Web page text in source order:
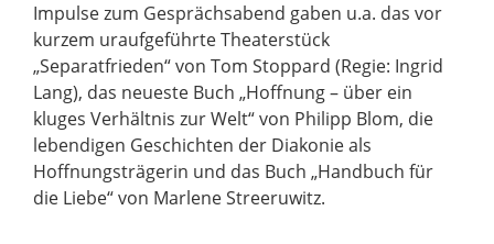
Impulse zum Gesprächsabend gaben u.a. das vor
kurzem uraufgeführte Theaterstück
„Separatfrieden“ von Tom Stoppard (Regie: Ingrid
Lang), das neueste Buch „Hoffnung – über ein
kluges Verhältnis zur Welt“ von Philipp Blom, die
lebendigen Geschichten der Diakonie als
Hoffnungsträgerin und das Buch „Handbuch für
die Liebe“ von Marlene Streeruwitz.